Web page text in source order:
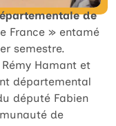
de
France » entamé
semestre.
Hamant et
départemental
député Fabien
de